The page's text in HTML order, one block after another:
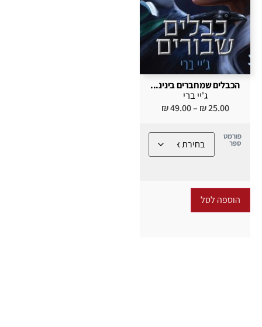
הכבלים שמחברים בינינ...
ג'יי ברי
₪25.00
–
₪49.00
פורמט
ספר
הוספה לסל